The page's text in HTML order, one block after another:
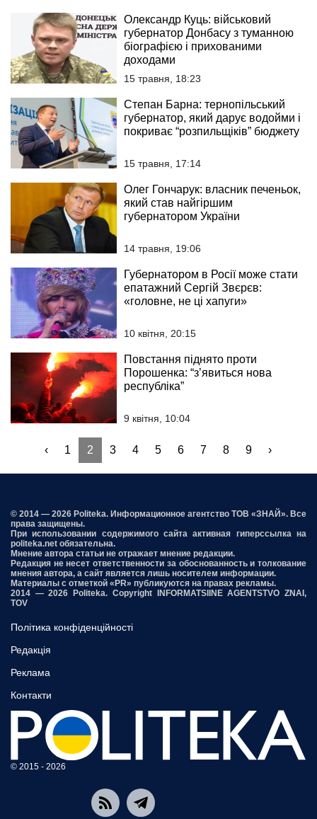
Олександр Куць: військовий
губернатор Донбасу з туманною
біографією і прихованими
доходами
15 травня, 18:23
Степан Барна: тернопільський
губернатор, який дарує водойми і
покриває “розпильщіків” бюджету
15 травня, 17:14
Олег Гончарук: власник печеньок,
який став найгіршим
губернатором України
14 травня, 19:06
Губернатором в Росії може стати
епатажний Сергій Звєрєв:
«головне, не ці хапуги»
10 квітня, 20:15
Повстання піднято проти
Порошенка: “з’явиться нова
республіка”
9 квітня, 10:04
‹ 1 2 3 4 5 6 7 8 9 ›
© 2014 — 2026 Politeka. Информационное агентство ТОВ «ЗНАЙ». Все
права защищены.
При использовании содержимого сайта активная гиперссылка на
politeka.net обязательна.
Мнение автора статьи не отражает мнение редакции.
Редакция не несет ответственности за обоснованность и толкование
мнения автора, а сайт является лишь носителем информации.
Материалы с отметкой «PR» публикуются на правах рекламы.
2014 — 2026 Politeka. Copyright INFORMATSIINE AGENTSTVO ZNAI,
TOV
Політика конфіденційності
Редакція
Реклама
Контакти
© 2015 - 2026